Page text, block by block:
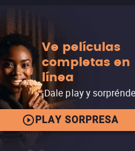
Ve películas
completas en
línea
¡Dale play y
PLAY SORPRESA